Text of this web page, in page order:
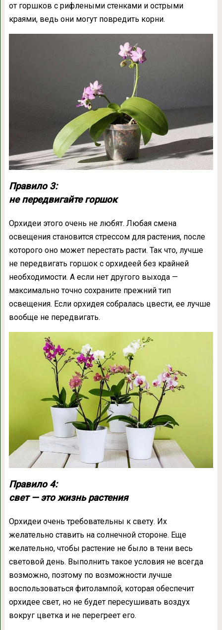
от горшков с рифлеными стенками и острыми
краями, ведь они могут повредить корни.
Правило 3:
не передвигайте горшок
Орхидеи этого очень не любят. Любая смена
освещения становится стрессом для растения, после
которого оно может перестать расти. Так что, лучше
не передвигать горшок с орхидеей без крайней
необходимости. А если нет другого выхода —
максимально точно сохраните прежний тип
освещения. Если орхидея собралась цвести, ее лучше
вообще не передвигать.
Правило 4:
свет — это жизнь растения
Орхидеи очень требовательны к свету. Их
желательно ставить на солнечной стороне. Еще
желательно, чтобы растение не было в тени весь
световой день. Выполнить такое условия не всегда
возможно, поэтому по возможности лучше
воспользоваться фитолампой, которая обеспечит
орхидее свет, но не будет пересушивать воздух
вокруг цветка и не перегреет его.